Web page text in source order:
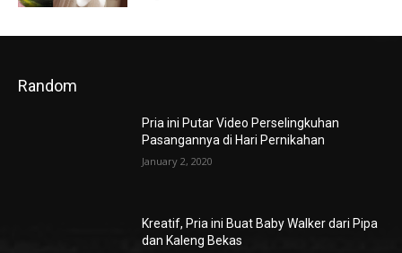
Random
Pria ini Putar Video Perselingkuhan
Pasangannya di Hari Pernikahan
January 2, 2020
Kreatif, Pria ini Buat Baby Walker dari Pipa
dan Kaleng Bekas